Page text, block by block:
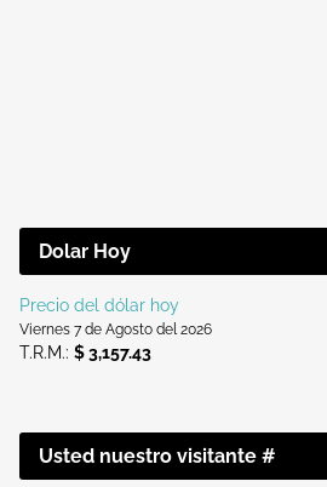
Dolar Hoy
Precio del dólar hoy
Viernes 7 de Agosto del 2026
T.R.M.: $ 3,157.43
Usted nuestro visitante #